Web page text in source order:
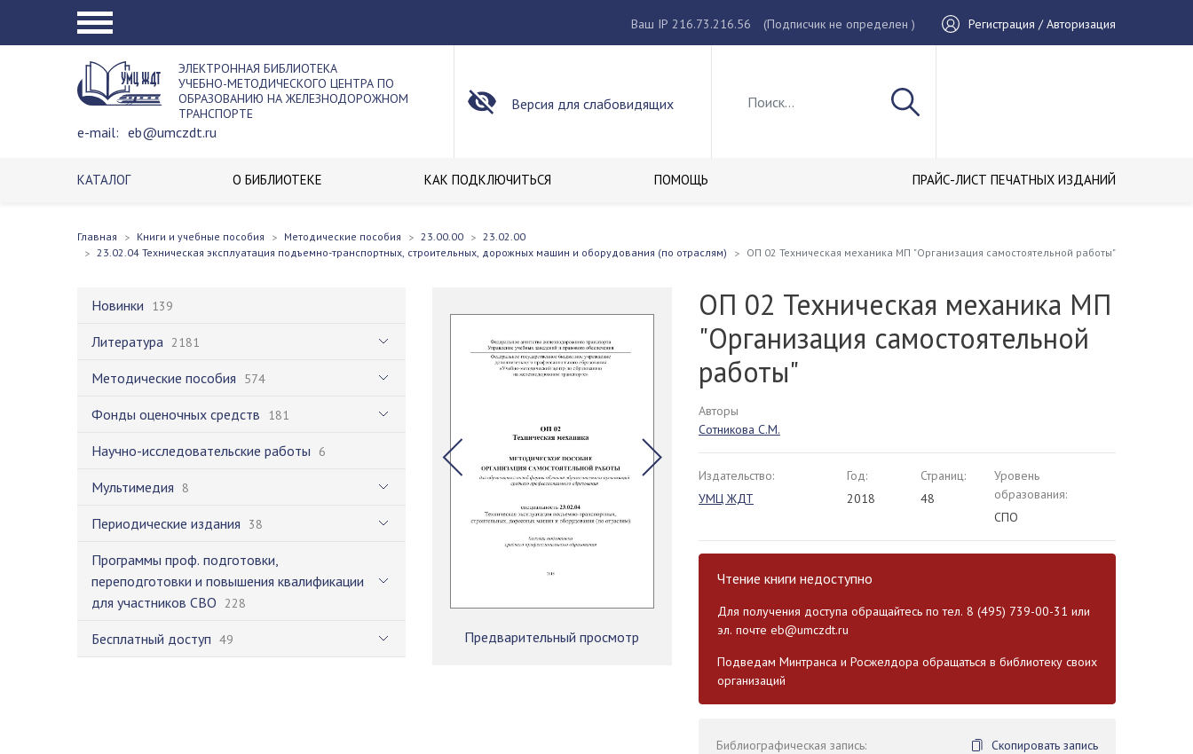
Ваш IP 216.73.216.56 (Подписчик не определен ) Регистрация / Авторизация
ЭЛЕКТРОННАЯ БИБЛИОТЕКА
УЧЕБНО-МЕТОДИЧЕСКОГО ЦЕНТРА ПО
ОБРАЗОВАНИЮ НА ЖЕЛЕЗНОДОРОЖНОМ
ТРАНСПОРТЕ
e-mail: eb@umczdt.ru
Версия для слабовидящих
КАТАЛОГ О БИБЛИОТЕКЕ КАК ПОДКЛЮЧИТЬСЯ ПОМОЩЬ ПРАЙС-ЛИСТ ПЕЧАТНЫХ ИЗДАНИЙ
Главная Книги и учебные пособия Методические пособия 23.00.00
23.02.00
23.02.04 Техническая эксплуатация подъемно-транспортных, строительных, дорожных машин и оборудования (по отраслям)
ОП 02 Техническая механика МП "Организация самостоятельной работы"
Новинки 139
Литература 2181
Методические пособия 574
Фонды оценочных средств 181
Научно-исследовательские работы 6
Мультимедия 8
Периодические издания 38
Программы проф. подготовки,
переподготовки и повышения квалификации
для участников СВО 228
Бесплатный доступ 49 Предварительный просмотр
ОП 02 Техническая механика МП
"Организация самостоятельной
работы"
Авторы
Сотникова С.М.
Издательство:
УМЦ ЖДТ
Год:
2018
Страниц:
48
Уровень
образования:
СПО
Чтение книги недоступно
Для получения доступа обращайтесь по тел. 8 (495) 739-00-31 или
эл. почте eb@umczdt.ru
Подведам Минтранса и Росжелдора обращаться в библиотеку своих
организаций
Библиографическая запись:
Скопировать запись